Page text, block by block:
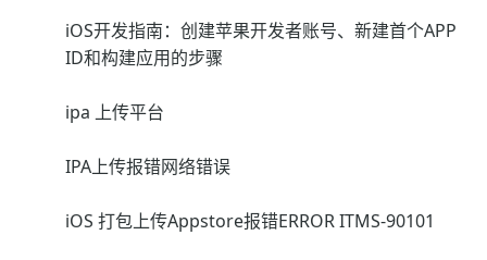
iOS开发指南：创建苹果开发者账号、新建首个APP
ID和构建应用的步骤
ipa 上传平台
IPA上传报错网络错误
iOS 打包上传Appstore报错ERROR ITMS-90101